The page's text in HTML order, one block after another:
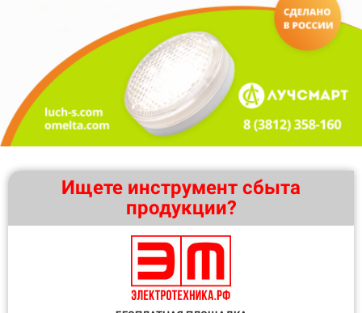
Ищете инструмент сбыта
продукции?